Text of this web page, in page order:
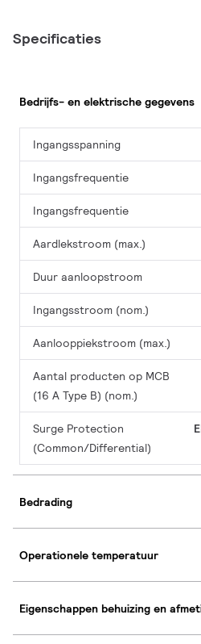
Specificaties
Bedrijfs- en elektrische gegevens
Ingangsspanning
Ingangsfrequentie
Ingangsfrequentie
Aardlekstroom (max.)
Duur aanloopstroom
Ingangsstroom (nom.)
Aanlooppiekstroom (max.)
Aantal producten op MCB
(16 A Type B) (nom.)
Surge Protection
(Common/Differential)
Bedrading
Operationele temperatuur
Eigenschappen behuizing en